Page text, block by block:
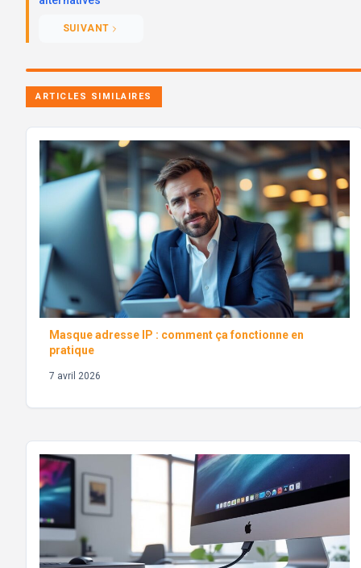
SUIVANT
ARTICLES SIMILAIRES
Masque adresse IP : comment ça fonctionne en
pratique
7 avril 2026